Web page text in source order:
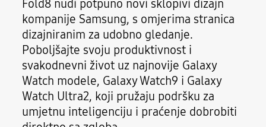
Fold8 nudi potpuno novi sklopivi dizajn
kompanije Samsung, s omjerima stranica
dizajniranim za udobno gledanje.
Poboljšajte svoju produktivnost i
svakodnevni život uz najnovije Galaxy
Watch modele, Galaxy Watch9 i Galaxy
Watch Ultra2, koji pružaju podršku za
umjetnu inteligenciju i praćenje dobrobiti